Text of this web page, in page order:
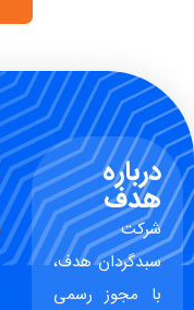
درباره
هدف
شرکت
سبدگردان هدف،
با مجوز رسمی